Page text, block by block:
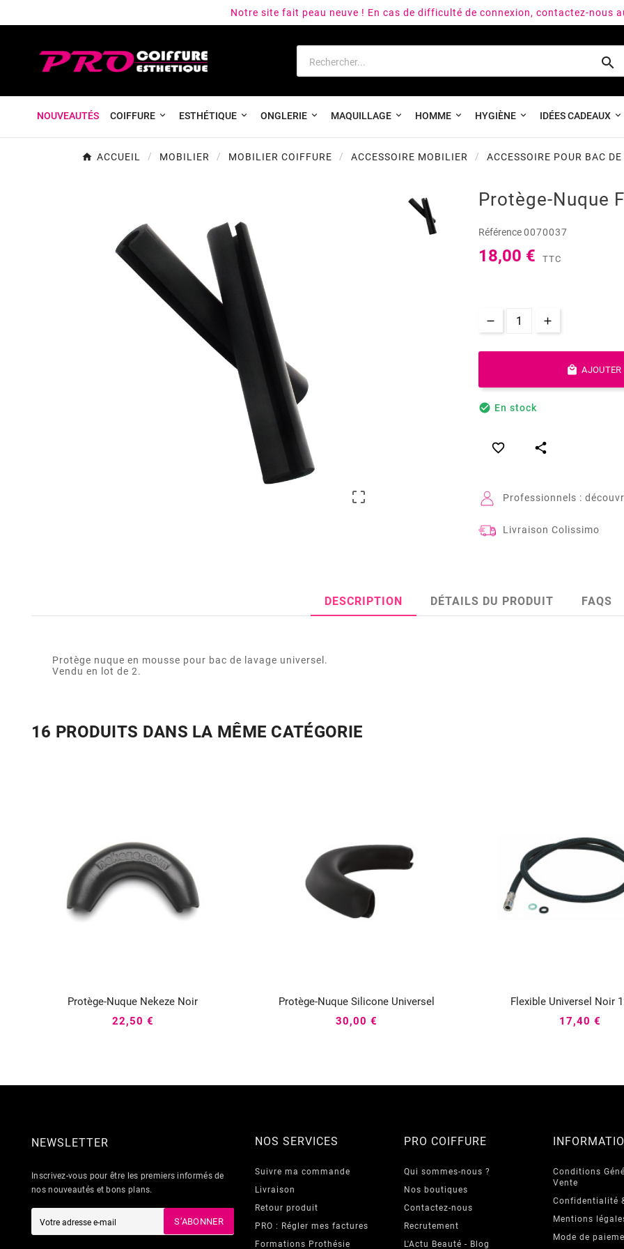
Notre site fait peau neuve ! En cas de difficulté de connexion, contactez-nous

NOUVEAUTÉS COIFFURE ESTHÉTIQUE ONGLERIE MAQUILLAGE HOMME HYGIÈNE IDÉES CADEAUX
ACCUEIL MOBILIER MOBILIER COIFFURE ACCESSOIRE MOBILIER ACCESSOIRE POUR BAC

Protège-Nuque
Référence0070037
18,00 € TTC
 AJOUTER
 En stock
 
Professionnels :
Livraison Colissimo
DESCRIPTION DÉTAILS DU PRODUIT FAQS
Protège nuque en mousse pour bac de lavage universel.
Vendu en lot de 2.
16 PRODUITS DANS LA MÊME CATÉGORIE
Protège-Nuque Nekeze Noir

22,50 €
Protège-Nuque Silicone Universel
30,00 €
Flexible Universel Noir
17,40 €
NEWSLETTER
Inscrivez-vous pour être les premiers informés de
nos nouveautés et bons plans.
S’ABONNER
NOS SERVICES
Suivre ma commande
Livraison
Retour produit
PRO : Régler mes factures
Formations Prothésie
PRO COIFFURE
Qui sommes-nous ?
Nos boutiques
Contactez-nous
Recrutement
L'Actu Beauté - Blog
Conditions
Vente
Confidentialité
Mentions
Mode de